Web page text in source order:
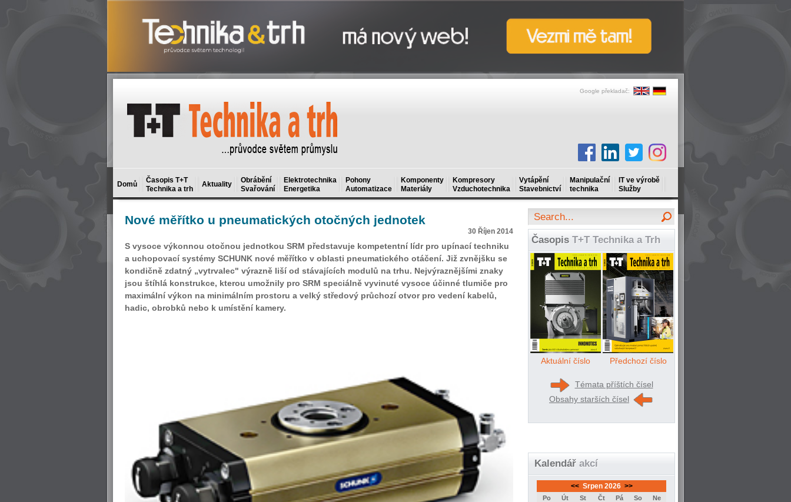
Google překladač:
Domů
Časopis T+T
Technika a trh
Aktuality
Obrábění
Svařování
Elektrotechnika
Energetika
Pohony
Automatizace
Komponenty
Materiály
Kompresory
Vzduchotechnika
Vytápění
Stavebnictví
Manipulační
technika
IT ve výrobě
Služby
Nové měřítko u pneumatických otočných jednotek
30 Říjen 2014
S vysoce výkonnou otočnou jednotkou SRM představuje kompetentní lídr pro upínací techniku
a uchopovací systémy SCHUNK nové měřítko v oblasti pneumatického otáčení. Již zvnějšku se
kondičně zdatný „vytrvalec" výrazně liší od stávajících modulů na trhu. Nejvýraznějšími znaky
jsou štíhlá konstrukce, kterou umožnily pro SRM speciálně vyvinuté vysoce účinné tlumiče pro
maximální výkon na minimálním prostoru a velký středový průchozí otvor pro vedení kabelů,
hadic, obrobků nebo k umístění kamery.
Časopis T+T Technika a Trh
Aktuální číslo Předchozí číslo
Témata příštích čísel
Obsahy starších čísel
Kalendář akcí
<< Srpen 2026 >>
Po Út St Čt Pá So
Ne